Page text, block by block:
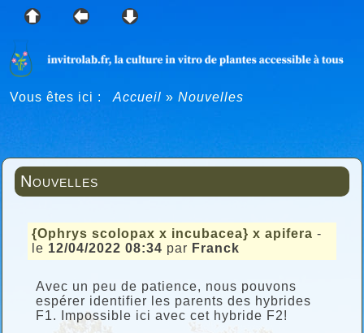
Vous êtes ici : Accueil » Nouvelles
Nouvelles
{Ophrys scolopax x incubacea} x apifera -
le 12/04/2022 08:34 par Franck
Avec un peu de patience, nous pouvons
espérer identifier les parents des hybrides
F1. Impossible ici avec cet hybride F2!